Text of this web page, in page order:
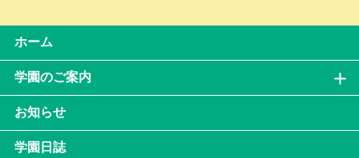
ホーム
学園のご案内
お知らせ
学園日誌